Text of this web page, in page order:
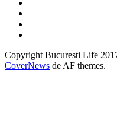
Copyright Bucuresti Life
CoverNews de AF themes.